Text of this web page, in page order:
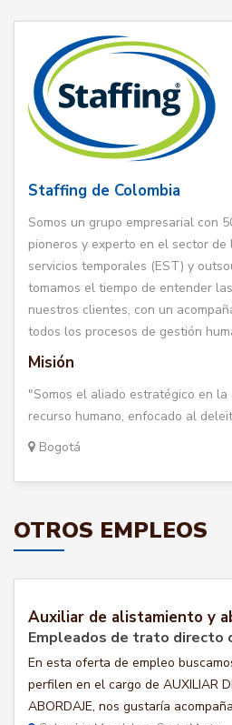
Staffing de Colombia
Somos un grupo empresarial con
pioneros y experto en el sector de
servicios temporales (EST) y
tomamos el tiempo de entender
nuestros clientes, con un
todos los procesos de gestión
Misión
"Somos el aliado estratégico en
recurso humano, enfocado al
Bogotá
OTROS EMPLEOS
Auxiliar de alistamiento y
Empleados de trato directo
En esta oferta de empleo
perfilen en el cargo de AUXILIAR
ABORDAJE, nos gustaría